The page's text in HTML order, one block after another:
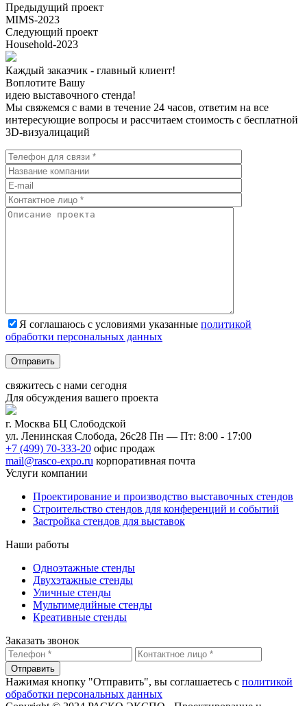
Предыдущий проект
MIMS-2023
Следующий проект
Household-2023
Каждый заказчик - главный клиент!
Воплотите Вашу
идею выставочного стенда!
Мы свяжемся с вами в течение 24 часов, ответим на все
интересующие вопросы и рассчитаем стоимость с бесплатной
3D-визуалицаций
Я соглашаюсь с условиями указанные политикой
обработки персональных данных
Отправить
свяжитесь с нами сегодня
Для обсуждения вашего проекта
г. Москва БЦ Слободской
ул. Ленинская Слобода, 26с28 Пн — Пт: 8:00 - 17:00
+7 (499) 70-333-20 офис продаж
mail@rasco-expo.ru корпоративная почта
Услуги компании
Проектирование и производство выставочных стендов
Строительство стендов для конференций и событий
Застройка стендов для выставок
Наши работы
Одноэтажные стенды
Двухэтажные стенды
Уличные стенды
Мультимедийные стенды
Креативные стенды
Заказать звонок
Отправить
Нажимая кнопку "Отправить", вы соглашаетесь с политикой
обработки персональных данных